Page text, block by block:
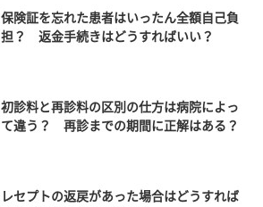
保険証を忘れた患者はいったん全額自己負
担？ 返金手続きはどうすればいい？
初診料と再診料の区別の仕方は病院によっ
て違う？ 再診までの期間に正解はある？
レセプトの返戻があった場合はどうすれば